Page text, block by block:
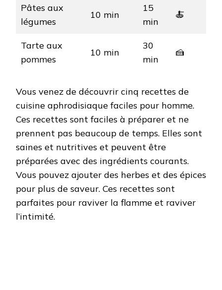
Pâtes aux
légumes
10 min
15
min
🍝
Tarte aux
pommes
10 min
30
min
🍰
Vous venez de découvrir cinq recettes de
cuisine aphrodisiaque faciles pour homme.
Ces recettes sont faciles à préparer et ne
prennent pas beaucoup de temps. Elles sont
saines et nutritives et peuvent être
préparées avec des ingrédients courants.
Vous pouvez ajouter des herbes et des épices
pour plus de saveur. Ces recettes sont
parfaites pour raviver la flamme et raviver
l’intimité.